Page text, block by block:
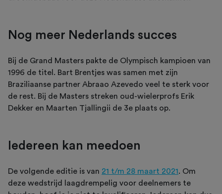
Nog meer Nederlands succes
Bij de Grand Masters pakte de Olympisch kampioen van
1996 de titel. Bart Brentjes was samen met zijn
Braziliaanse partner Abraao Azevedo veel te sterk voor
de rest. Bij de Masters streken oud-wielerprofs Erik
Dekker en Maarten Tjallingii de 3e plaats op.
Iedereen kan meedoen
De volgende editie is van 21 t/m 28 maart 2021. Om
deze wedstrijd laagdrempelig voor deelnemers te